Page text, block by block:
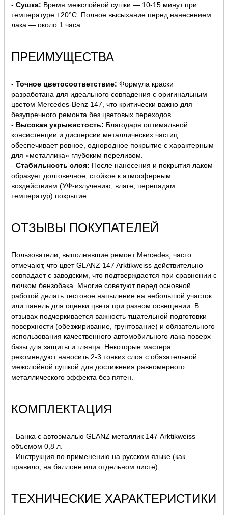
- Сушка: Время межслойной сушки — 10-15 минут при
температуре +20°C. Полное высыхание перед нанесением
лака — около 1 часа.
ПРЕИМУЩЕСТВА
- Точное цветосоответствие: Формула краски
разработана для идеального совпадения с оригинальным
цветом Mercedes-Benz 147, что критически важно для
безупречного ремонта без цветовых переходов.
- Высокая укрывистость: Благодаря оптимальной
консистенции и дисперсии металлических частиц
обеспечивает ровное, однородное покрытие с характерным
для «металлика» глубоким переливом.
- Стабильность слоя: После нанесения и покрытия лаком
образует долговечное, стойкое к атмосферным
воздействиям (УФ-излучению, влаге, перепадам
температур) покрытие.
ОТЗЫВЫ ПОКУПАТЕЛЕЙ
Пользователи, выполнявшие ремонт Mercedes, часто
отмечают, что цвет GLANZ 147 Arktikweiss действительно
совпадает с заводским, что подтверждается при сравнении с
лючком бензобака. Многие советуют перед основной
работой делать тестовое напыление на небольшой участок
или панель для оценки цвета при разном освещении. В
отзывах подчеркивается важность тщательной подготовки
поверхности (обезжиривание, грунтование) и обязательного
использования качественного автомобильного лака поверх
базы для защиты и глянца. Некоторые мастера
рекомендуют наносить 2-3 тонких слоя с обязательной
межслойной сушкой для достижения равномерного
металлического эффекта без пятен.
КОМПЛЕКТАЦИЯ
- Банка с автоэмалью GLANZ металлик 147 Arktikweiss
объемом 0,8 л.
- Инструкция по применению на русском языке (как
правило, на баллоне или отдельном листе).
ТЕХНИЧЕСКИЕ ХАРАКТЕРИСТИКИ